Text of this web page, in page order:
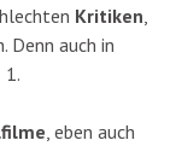
Kritiken
Denn auch in
, eben auch